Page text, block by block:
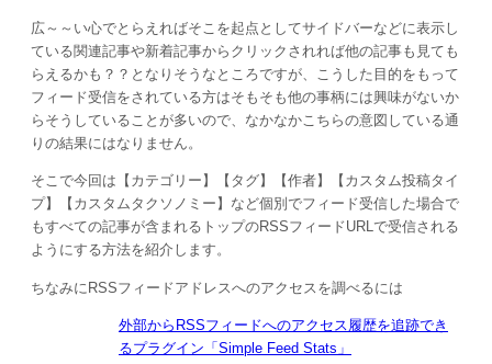
広～～い心でとらえればそこを起点としてサイドバーなどに表示し
ている関連記事や新着記事からクリックされれば他の記事も見ても
らえるかも？？となりそうなところですが、こうした目的をもって
フィード受信をされている方はそもそも他の事柄には興味がないか
らそうしていることが多いので、なかなかこちらの意図している通
りの結果にはなりません。
そこで今回は【カテゴリー】【タグ】【作者】【カスタム投稿タイ
プ】【カスタムタクソノミー】など個別でフィード受信した場合で
もすべての記事が含まれるトップのRSSフィードURLで受信される
ようにする方法を紹介します。
ちなみにRSSフィードアドレスへのアクセスを調べるには
外部からRSSフィードへのアクセス履歴を追跡でき
るプラグイン「Simple Feed Stats」